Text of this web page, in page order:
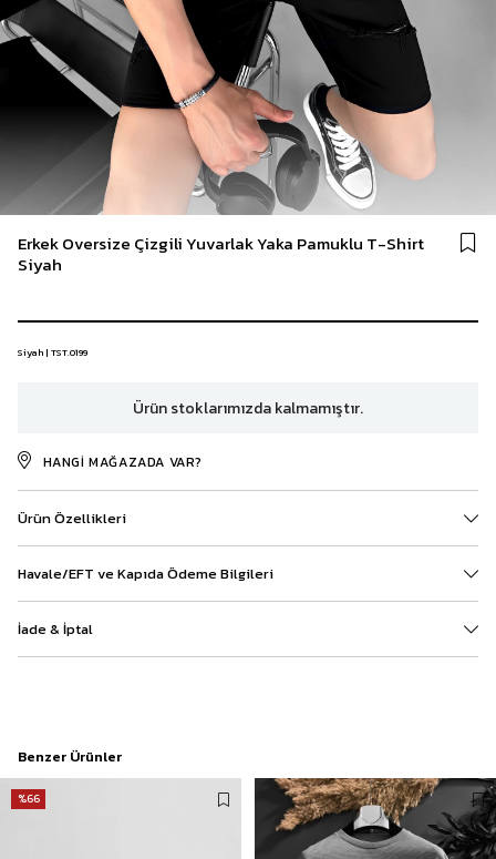
Erkek Oversize Çizgili Yuvarlak Yaka Pamuklu T-Shirt
Siyah
Siyah | TST.0199
Ürün stoklarımızda kalmamıştır.
HANGI MAĞAZADA VAR?
Ürün Özellikleri
Havale/EFT ve Kapıda Ödeme Bilgileri
İade & İptal
Benzer Ürünler
%66